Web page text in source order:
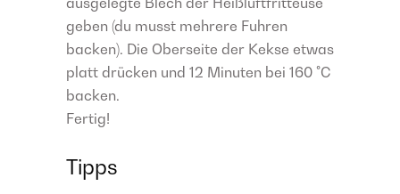
geben (du musst mehrere Fuhren
backen). Die Oberseite der Kekse etwas
platt drücken und 12 Minuten bei 160 °C
backen.
Fertig!
Tipps